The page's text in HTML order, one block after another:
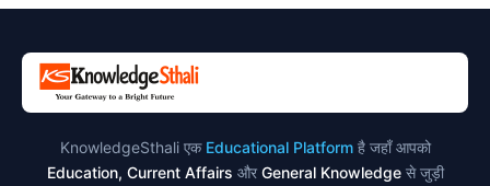
KnowledgeSthali एक Educational Platformहै जहाँ आपको
Education, Current Affairs और General Knowledgeसे जुड़ी